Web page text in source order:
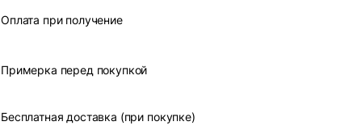
Оплата при получение
Примерка перед покупкой
Бесплатная доставка (при покупке)